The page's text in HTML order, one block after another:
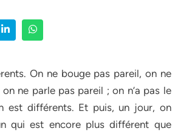
On ne bouge pas pareil, on ne
on ne parle pas pareil ; on n’a pas le
est différents. Et puis, un jour, on
qui est encore plus différent que